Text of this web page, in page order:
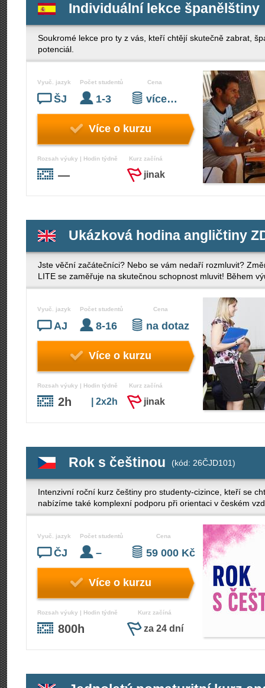
Individuální lekce španělštiny
Soukromé lekce pro ty z vás, kteří chtějí skutečně zabrat,
potenciál.
Vyuč. jazyk
ŠJ
Počet studentů
1-3
Cena
více…
Více o kurzu
Rozsah výuky | Hodin týdně
—
Kurz začíná
jinak
Ukázková hodina angličtiny
Jste věční začátečníci? Nebo se vám nedaří rozmluvit?
LITE se zaměřuje na skutečnou schopnost mluvit! Během
Vyuč. jazyk
AJ
Počet studentů
8-16
Cena
na dotaz
Více o kurzu
Rozsah výuky | Hodin týdně
2h | 2x2h
Kurz začíná
jinak
Rok s češtinou (kód: 26ČJD101)
Intenzivní roční kurz češtiny pro studenty-cizince, kteří se
nabízíme také komplexní podporu při orientaci v českém
Vyuč. jazyk
ČJ
Počet studentů
–
Cena
59 000 Kč
Více o kurzu
Rozsah výuky | Hodin týdně
800h
Kurz začíná
za 24 dní